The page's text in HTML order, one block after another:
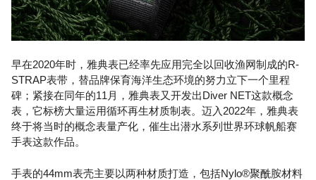
早在2020年时，雅典表已经率先应用完全以回收渔网制成的R-
STRAP表带，替品牌保育海洋生态环境的努力立下一个里程
碑；紧接在同年的11月，雅典表又开发出Diver NET这款概念
表，它标榜大量运用循环再生材质制表。迈入2022年，雅典表
终于将当时的概念表量产化，催生出潜水系列世界环球帆船赛
手表这款作品。
手表的44mm表壳主要以两种材质打造，包括Nylo®聚酰胺材料